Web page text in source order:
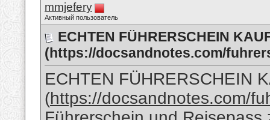
mmjefery
Активный пользователь
ECHTEN FÜHRERSCHEIN
(https://docsandnotes.com/
ECHTEN FÜHRERSCHEIN
(https://docsandnotes.com/